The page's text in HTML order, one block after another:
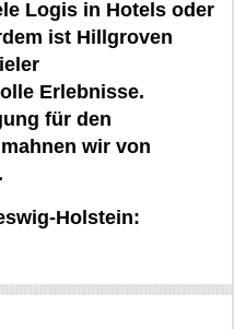
Logis in Hotels oder
ist Hillgroven
Erlebnisse.
für den
wir von
Holstein: